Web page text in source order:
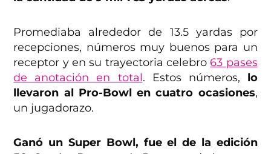
Promediaba alrededor de 13.5 yardas por
recepciones, números muy buenos para un
receptor y en su trayectoria celebro 63 pases
de anotación en total. Estos números, lo
llevaron al Pro-Bowl en cuatro ocasiones,
un jugadorazo.
Ganó un Super Bowl, fue el de la edición